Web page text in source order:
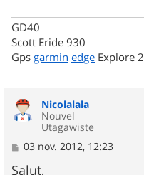
GD40
Scott Eride 930
Gps garmin edge Explore 2
Nicolalala
Nouvel
Utagawiste
M
s
03 nov. 2012, 12:23
Salut,